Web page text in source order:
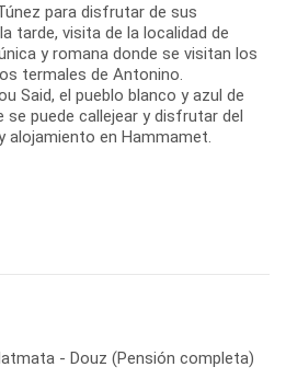
para disfrutar de sus
tarde, visita de la localidad de
y romana donde se visitan los
termales de Antonino.
Said, el pueblo blanco y azul de
se puede callejear y disfrutar del
alojamiento en Hammamet.
- Douz (Pensión completa)